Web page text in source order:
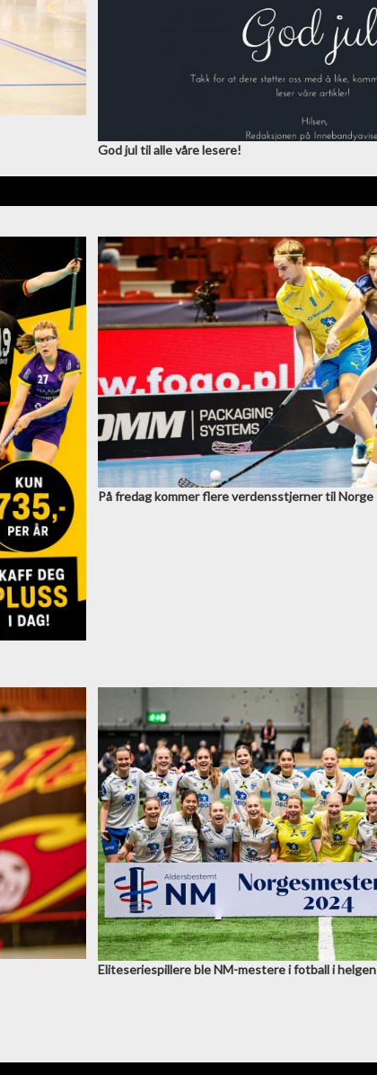
God jul til alle våre lesere!
På fredag kommer flere verdensstjerner til Norge
Eliteseriespillere ble NM-mestere i fotball i helgen